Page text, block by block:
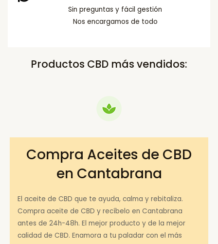
Sin preguntas y fácil gestión
Nos encargamos de todo
Productos CBD más vendidos:
Compra Aceites de CBD
en Cantabrana
El aceite de CBD que te ayuda, calma y rebitaliza.
Compra aceite de CBD y recíbelo en Cantabrana
antes de 24h-48h. El mejor producto y de la mejor
calidad de CBD. Enamora a tu paladar con el más